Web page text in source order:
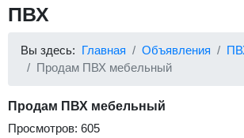
ПВХ
Вы здесь: Главная Объявления
Продам ПВХ мебельный
Продам ПВХ мебельный
Просмотров: 605